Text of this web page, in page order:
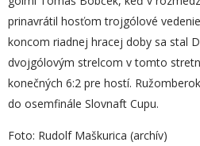
prinavrátil hosťom trojgólové
koncom riadnej hracej doby sa stal
dvojgólovým strelcom v tomto
konečných 6:2 pre hostí.
do osemfinále Slovnaft Cupu.
Foto: Rudolf Maškurica (archív)